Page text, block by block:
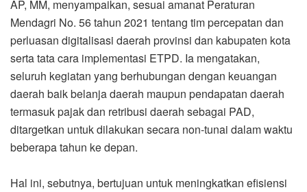
AP, MM, menyampaikan, sesuai amanat Peraturan
Mendagri No. 56 tahun 2021 tentang tim percepatan dan
perluasan digitalisasi daerah provinsi dan kabupaten kota
serta tata cara implementasi ETPD. Ia mengatakan,
seluruh kegiatan yang berhubungan dengan keuangan
daerah baik belanja daerah maupun pendapatan daerah
termasuk pajak dan retribusi daerah sebagai PAD,
ditargetkan untuk dilakukan secara non-tunai dalam waktu
beberapa tahun ke depan.
Hal ini, sebutnya, bertujuan untuk meningkatkan efisiensi